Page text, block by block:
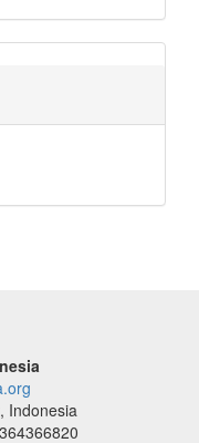
Indonesia